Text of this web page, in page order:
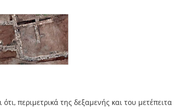
περιμετρικά της δεξαμενής και του μετέπειτα